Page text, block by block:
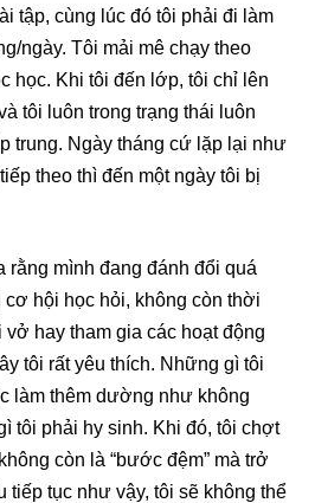
tập, cùng lúc đó tôi phải đi làm
ngày. Tôi mải mê chạy theo
học. Khi tôi đến lớp, tôi chỉ lên
tôi luôn trong trạng thái luôn
trung. Ngày tháng cứ lặp lại như
theo thì đến một ngày tôi bị
rằng mình đang đánh đổi quá
hội học hỏi, không còn thời
hay tham gia các hoạt động
tôi rất yêu thích. Những gì tôi
làm thêm dường như không
tôi phải hy sinh. Khi đó, tôi chợt
còn là “bước đệm” mà trở
tiếp tục như vậy, tôi sẽ không thể